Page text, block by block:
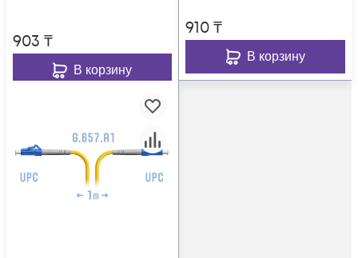
903 ₸
В корзину
910₸
В корзину